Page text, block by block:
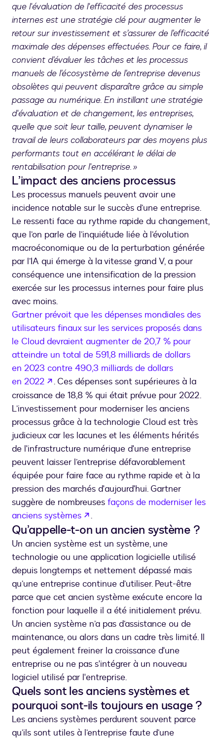
que l'évaluation de l'efficacité des processus
internes est une stratégie clé pour augmenter le
retour sur investissement et s’assurer de l’efficacité
maximale des dépenses effectuées. Pour ce faire, il
convient d’évaluer les tâches et les processus
manuels de l’écosystème de l’entreprise devenus
obsolètes qui peuvent disparaître grâce au simple
passage au numérique. En instillant une stratégie
d'évaluation et de changement, les entreprises,
quelle que soit leur taille, peuvent dynamiser le
travail de leurs collaborateurs par des moyens plus
performants tout en accélérant le délai de
rentabilisation pour l'entreprise. »
L’impact des anciens processus
Les processus manuels peuvent avoir une
incidence notable sur le succès d’une entreprise.
Le ressenti face au rythme rapide du changement,
que l’on parle de l’inquiétude liée à l’évolution
macroéconomique ou de la perturbation générée
par l’IA qui émerge à la vitesse grand V, a pour
conséquence une intensification de la pression
exercée sur les processus internes pour faire plus
avec moins.
Gartner prévoit que les dépenses mondiales des
utilisateurs finaux sur les services proposés dans
le Cloud devraient augmenter de 20,7 % pour
atteindre un total de 591,8 milliards de dollars
en 2023 contre 490,3 milliards de dollars
en 2022
s’ouvre dans un nouvel onglet
. Ces dépenses sont supérieures à la
croissance de 18,8 % qui était prévue pour 2022.
L’investissement pour moderniser les anciens
processus grâce à la technologie Cloud est très
judicieux car les lacunes et les éléments hérités
de l'infrastructure numérique d'une entreprise
peuvent laisser l’entreprise défavorablement
équipée pour faire face au rythme rapide et à la
pression des marchés d'aujourd'hui. Gartner
suggère de nombreuses façons de moderniser les
anciens systèmes
s’ouvre dans un nouvel onglet
.
Qu’appelle-t-on un ancien système ?
Un ancien système est un système, une
technologie ou une application logicielle utilisé
depuis longtemps et nettement dépassé mais
qu’une entreprise continue d’utiliser. Peut-être
parce que cet ancien système exécute encore la
fonction pour laquelle il a été initialement prévu.
Un ancien système n’a pas d’assistance ou de
maintenance, ou alors dans un cadre très limité. Il
peut également freiner la croissance d'une
entreprise ou ne pas s'intégrer à un nouveau
logiciel utilisé par l'entreprise.
Quels sont les anciens systèmes et
pourquoi sont-ils toujours en usage ?
Les anciens systèmes perdurent souvent parce
qu’ils sont utiles à l’entreprise faute d’une